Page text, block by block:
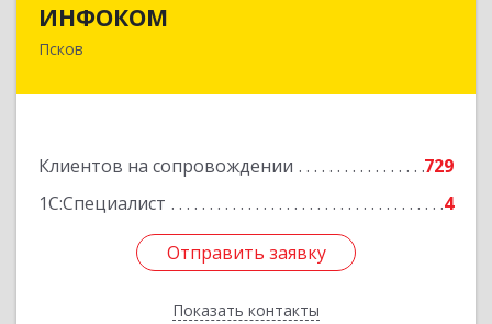
ИНФОКОМ
Псков
Клиентов на сопровождении
729
1С:Специалист
4
Отправить заявку
Показать контакты
180000, Псковская обл, Псков г, Советская ул,
Отправить заявку
Назад